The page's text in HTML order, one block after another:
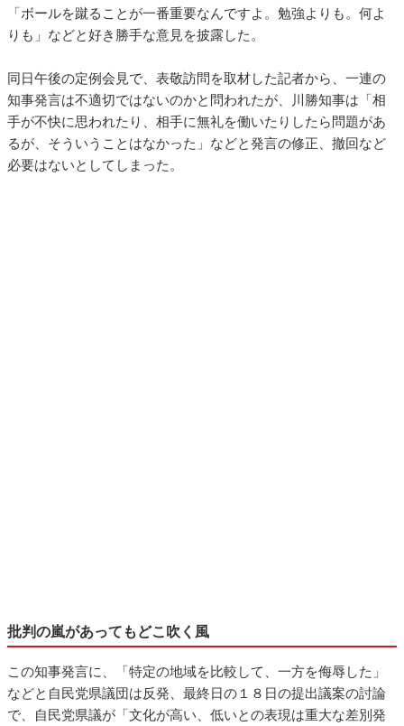
「ボールを蹴ることが一番重要なんですよ。勉強よりも。何よ
りも」などと好き勝手な意見を披露した。
同日午後の定例会見で、表敬訪問を取材した記者から、一連の
知事発言は不適切ではないのかと問われたが、川勝知事は「相
手が不快に思われたり、相手に無礼を働いたりしたら問題があ
るが、そういうことはなかった」などと発言の修正、撤回など
必要はないとしてしまった。
批判の嵐があってもどこ吹く風
この知事発言に、「特定の地域を比較して、一方を侮辱した」
などと自民党県議団は反発、最終日の１８日の提出議案の討論
で、自民党県議が「文化が高い、低いとの表現は重大な差別発